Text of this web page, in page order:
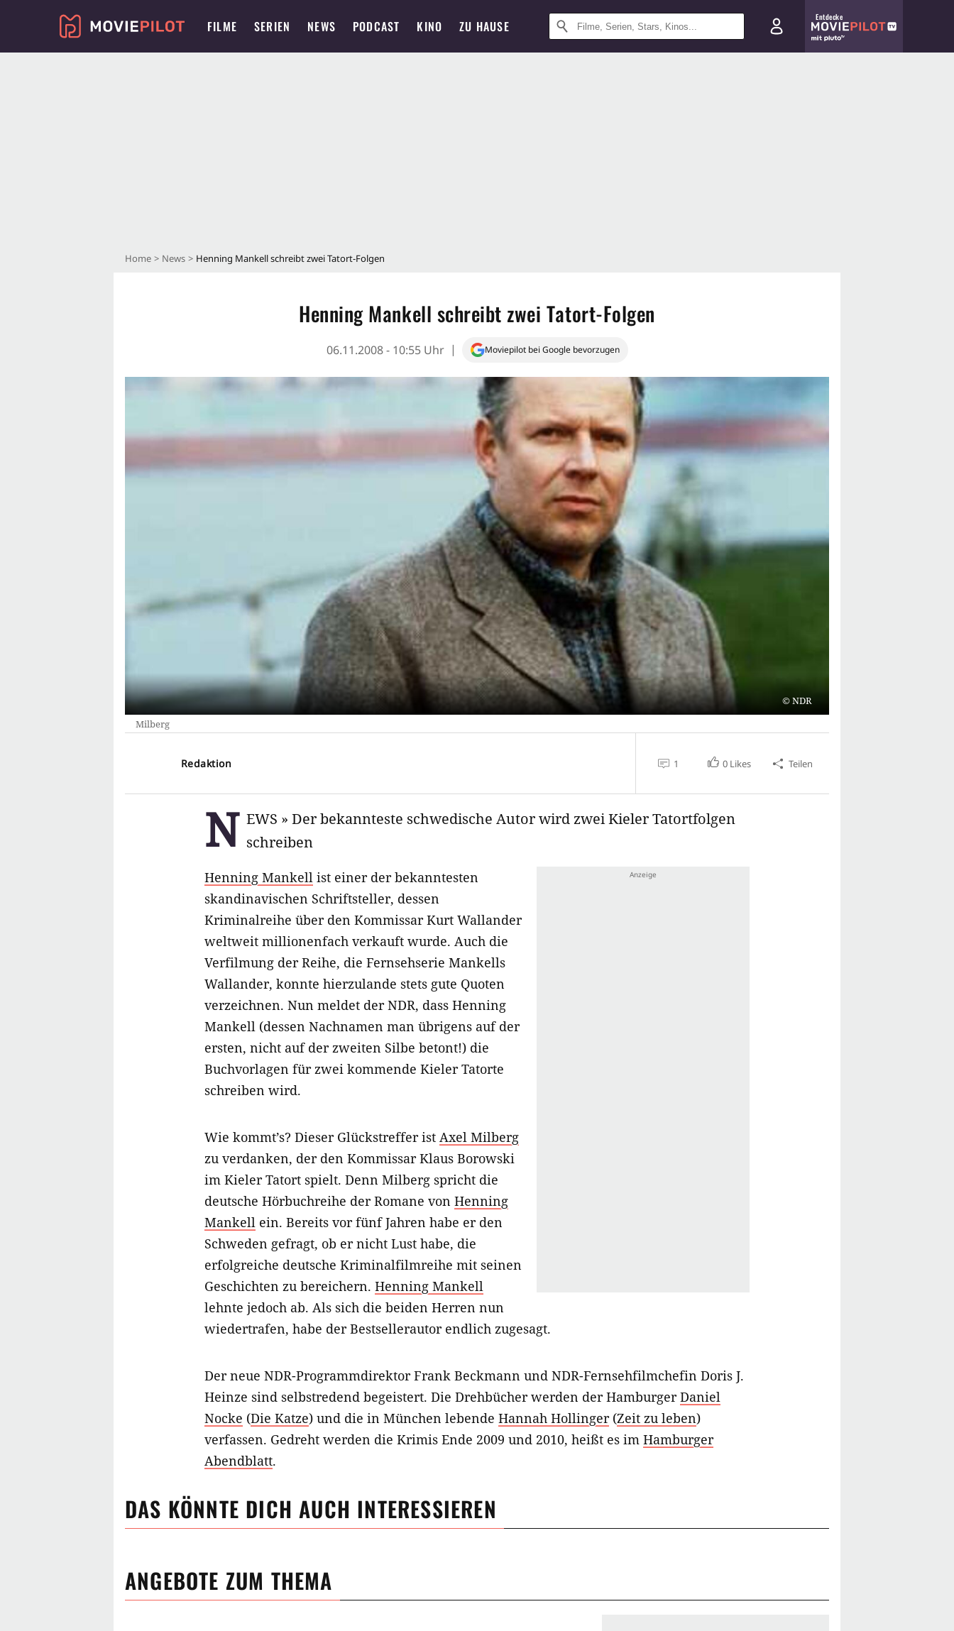
FILME SERIEN NEWS PODCAST KINO ZU HAUSE
Entdecke
Home News Henning Mankell schreibt zwei Tatort-Folgen
Henning Mankell schreibt zwei Tatort-Folgen
06.11.2008 - 10:55 Uhr Moviepilot bei Google bevorzugen
NDR
Milberg
Redaktion 1 0 Likes Teilen
N EWS » Der bekannteste schwedische Autor wird zwei Kieler Tatortfolgen
schreiben
Henning Mankell ist einer der bekanntesten
skandinavischen Schriftsteller, dessen
Kriminalreihe über den Kommissar Kurt Wallander
weltweit millionenfach verkauft wurde. Auch die
Verfilmung der Reihe, die Fernsehserie Mankells
Wallander, konnte hierzulande stets gute Quoten
verzeichnen. Nun meldet der NDR, dass Henning
Mankell (dessen Nachnamen man übrigens auf der
ersten, nicht auf der zweiten Silbe betont!) die
Buchvorlagen für zwei kommende Kieler Tatorte
schreiben wird.
Wie kommt’s? Dieser Glückstreffer ist Axel Milberg
zu verdanken, der den Kommissar Klaus Borowski
im Kieler Tatort spielt. Denn Milberg spricht die
deutsche Hörbuchreihe der Romane von Henning
Mankell ein. Bereits vor fünf Jahren habe er den
Schweden gefragt, ob er nicht Lust habe, die
erfolgreiche deutsche Kriminalfilmreihe mit seinen
Geschichten zu bereichern. Henning Mankell
lehnte jedoch ab. Als sich die beiden Herren nun
wiedertrafen, habe der Bestsellerautor endlich zugesagt.
Der neue NDR-Programmdirektor Frank Beckmann und NDR-Fernsehfilmchefin Doris J.
Heinze sind selbstredend begeistert. Die Drehbücher werden der HamburgerDaniel
Nocke (Die Katze) und die in München lebende Hannah Hollinger(Zeit zu leben)
verfassen. Gedreht werden die Krimis Ende 2009 und 2010, heißt es im Hamburger
Abendblatt.
DAS KÖNNTE DICH AUCH INTERESSIEREN
ANGEBOTE ZUM THEMA